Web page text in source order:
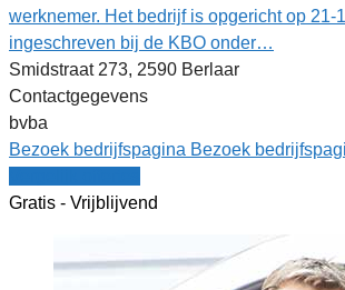
werknemer. Het bedrijf is opgericht op 21-
ingeschreven bij de KBO onder…
Smidstraat 273, 2590 Berlaar
Contactgegevens
bvba
Bezoek bedrijfspagina Bezoek
Gratis - Vrijblijvend